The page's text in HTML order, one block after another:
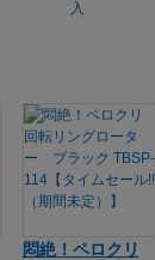
悶絶！ペロクリ